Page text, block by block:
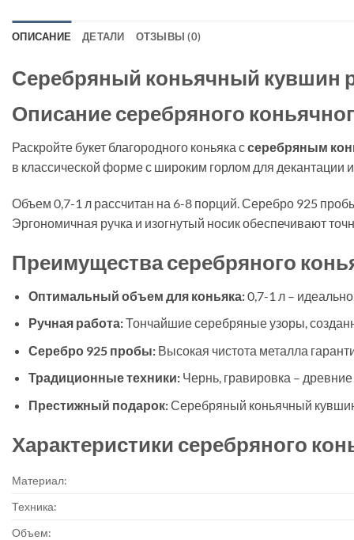
ОПИСАНИЕ ДЕТАЛИ ОТЗЫВЫ (0)
Серебряный коньячный кувшин
Описание серебряного
Раскройте букет благородного коньяка ссеребряным
в классической форме с широким горлом для
Объем 0,7-1 л рассчитан на 6-8 порций. Серебро 925
Эргономичная ручка и изогнутый носик обеспечивают
Преимущества серебряного
Оптимальный объем для коньяка:0,7-1 л –
Ручная работа:Тончайшие серебряные узоры,
Серебро 925 пробы:Высокая чистота металла
Традиционные техники:Чернь, гравировка –
Престижный подарок:Серебряный коньячный
Характеристики серебряного
Материал:
Техника:
Объем: